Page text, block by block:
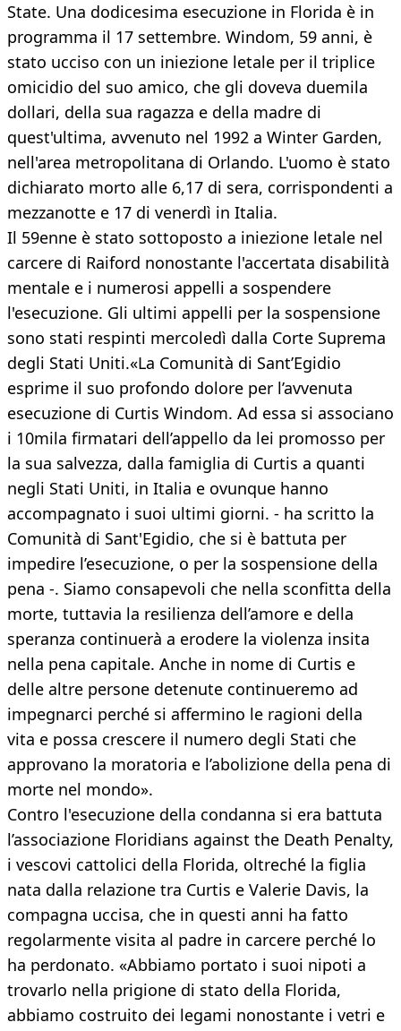
State. Una dodicesima esecuzione in Florida è in
programma il 17 settembre. Windom, 59 anni, è
stato ucciso con un iniezione letale per il triplice
omicidio del suo amico, che gli doveva duemila
dollari, della sua ragazza e della madre di
quest'ultima, avvenuto nel 1992 a Winter Garden,
nell'area metropolitana di Orlando. L'uomo è stato
dichiarato morto alle 6,17 di sera, corrispondenti a
mezzanotte e 17 di venerdì in Italia.
Il 59enne è stato sottoposto a iniezione letale nel
carcere di Raiford nonostante l'accertata disabilità
mentale e i numerosi appelli a sospendere
l'esecuzione. Gli ultimi appelli per la sospensione
sono stati respinti mercoledì dalla Corte Suprema
degli Stati Uniti.«La Comunità di Sant’Egidio
esprime il suo profondo dolore per l’avvenuta
esecuzione di Curtis Windom. Ad essa si associano
i 10mila firmatari dell’appello da lei promosso per
la sua salvezza, dalla famiglia di Curtis a quanti
negli Stati Uniti, in Italia e ovunque hanno
accompagnato i suoi ultimi giorni. - ha scritto la
Comunità di Sant'Egidio, che si è battuta per
impedire l’esecuzione, o per la sospensione della
pena -. Siamo consapevoli che nella sconfitta della
morte, tuttavia la resilienza dell’amore e della
speranza continuerà a erodere la violenza insita
nella pena capitale. Anche in nome di Curtis e
delle altre persone detenute continueremo ad
impegnarci perché si affermino le ragioni della
vita e possa crescere il numero degli Stati che
approvano la moratoria e l’abolizione della pena di
morte nel mondo».
Contro l'esecuzione della condanna si era battuta
l’associazione Floridians against the Death Penalty,
i vescovi cattolici della Florida, oltreché la figlia
nata dalla relazione tra Curtis e Valerie Davis, la
compagna uccisa, che in questi anni ha fatto
regolarmente visita al padre in carcere perché lo
ha perdonato. «Abbiamo portato i suoi nipoti a
trovarlo nella prigione di stato della Florida,
abbiamo costruito dei legami nonostante i vetri e